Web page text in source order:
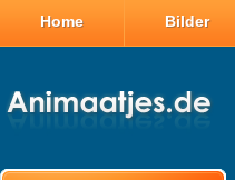
Home Bilder